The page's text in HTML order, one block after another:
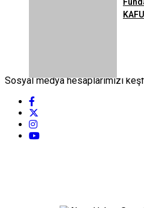
Sosyal medya hesaplarımızı